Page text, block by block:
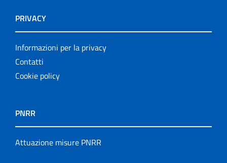
PRIVACY
Informazioni per la privacy
Contatti
Cookie policy
PNRR
Attuazione misure PNRR